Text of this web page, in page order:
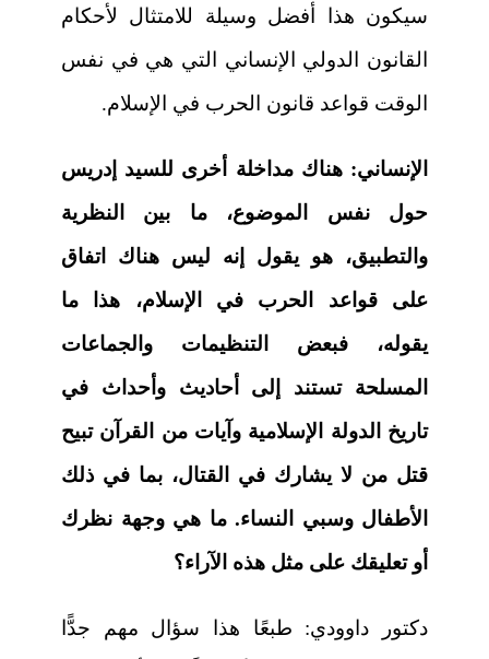
سيكون هذا أفضل وسيلة للامتثال لأحكام
القانون الدولي الإنساني التي هي في نفس
الوقت قواعد قانون الحرب في الإسلام.
الإنساني:هناك مداخلة أخرى للسيد إدريس
حول نفس الموضوع، ما بين النظرية
والتطبيق، هو يقول إنه ليس هناك اتفاق
على قواعد الحرب في الإسلام، هذا ما
يقوله، فبعض التنظيمات والجماعات
المسلحة تستند إلى أحاديث وأحداث في
تاريخ الدولة الإسلامية وآيات من القرآن تبيح
قتل من لا يشارك في القتال، بما في ذلك
الأطفال وسبي النساء. ما هي وجهة نظرك
أو تعليقك على مثل هذه الآراء؟
دكتور داوودي: طبعًا هذا سؤال مهم جدًّا